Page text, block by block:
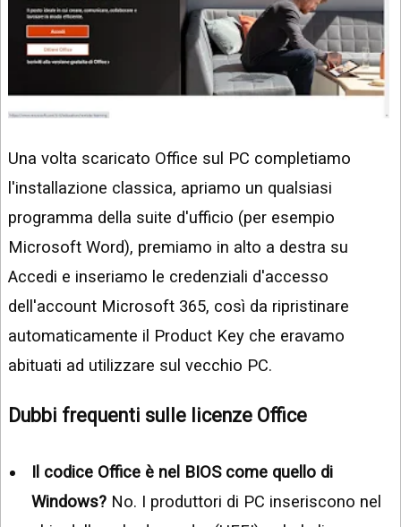
Una volta scaricato Office sul PC completiamo
l'installazione classica, apriamo un qualsiasi
programma della suite d'ufficio (per esempio
Microsoft Word), premiamo in alto a destra su
Accedi e inseriamo le credenziali d'accesso
dell'account Microsoft 365, così da ripristinare
automaticamente il Product Key che eravamo
abituati ad utilizzare sul vecchio PC.
Dubbi frequenti sulle licenze Office
Il codice Office è nel BIOS come quello di
Windows? No. I produttori di PC inseriscono nel